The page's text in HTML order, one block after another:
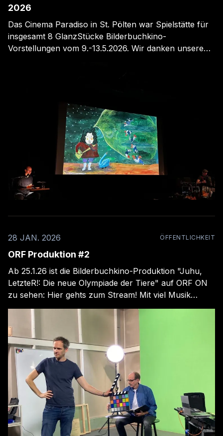
2026
Das Cinema Paradiso in St. Pölten war Spielstätte für
insgesamt 8 GlanzStücke Bilderbuchkino-
Vorstellungen vom 9.-13.5.2026. Wir danken unserem
28 JAN. 2026 ÖFFENTLICHKEIT
ORF Produktion #2
Ab 25.1.26 ist die Bilderbuchkino-Produktion "Juhu,
LetzteR!: Die neue Olympiade der Tiere" auf ORF ON
zu sehen: Hier gehts zum Stream! Mit viel Musik
bringen Marc Bruckner, Nicolai Gruninger und
Elisabeth Pöcksteiner das Buch "Juhu, LetzeR!: Die
neue Olympiade der Tiere" vom G